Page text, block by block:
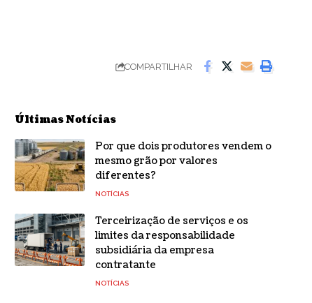
COMPARTILHAR
Últimas Notícias
Por que dois produtores vendem o
mesmo grão por valores
diferentes?
NOTÍCIAS
Terceirização de serviços e os
limites da responsabilidade
subsidiária da empresa
contratante
NOTÍCIAS